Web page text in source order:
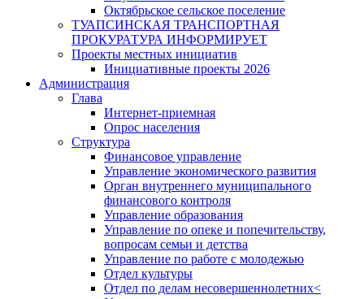
Октябрьское сельское поселение
ТУАПСИНСКАЯ ТРАНСПОРТНАЯ
ПРОКУРАТУРА ИНФОРМИРУЕТ
Проекты местных инициатив
Инициативные проекты 2026
Администрация
Глава
Интернет-приемная
Опрос населения
Структура
Финансовое управление
Управление экономического развития
Орган внутреннего муниципального
финансового контроля
Управление образования
Управление по опеке и попечительству,
вопросам семьи и детства
Управление по работе с молодежью
Отдел культуры
Отдел по делам несовершеннолетних<